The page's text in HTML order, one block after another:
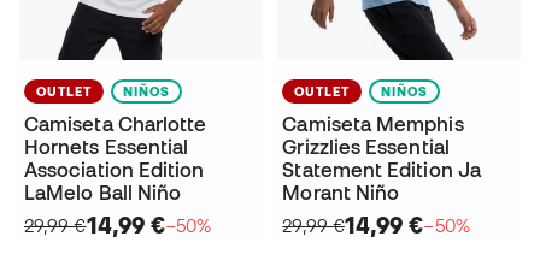
OUTLET NIÑOS
Camiseta Charlotte
Hornets Essential
Association Edition
LaMelo Ball Niño
29,99 €14,99 €−50%
OUTLET NIÑOS
Camiseta Memphis
Grizzlies Essential
Statement Edition Ja
Morant Niño
29,99 €14,99 €−50%